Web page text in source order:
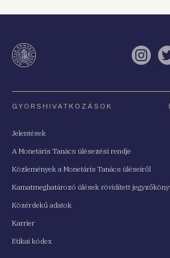
GYORSHIVATKOZÁSOK
Jelentések
A Monetáris Tanács ülésezési rendje
Közlemények a Monetáris Tanács üléseiről
Kamatmeghatározó ülések rövidített
Közérdekű adatok
Karrier
Etikai kódex